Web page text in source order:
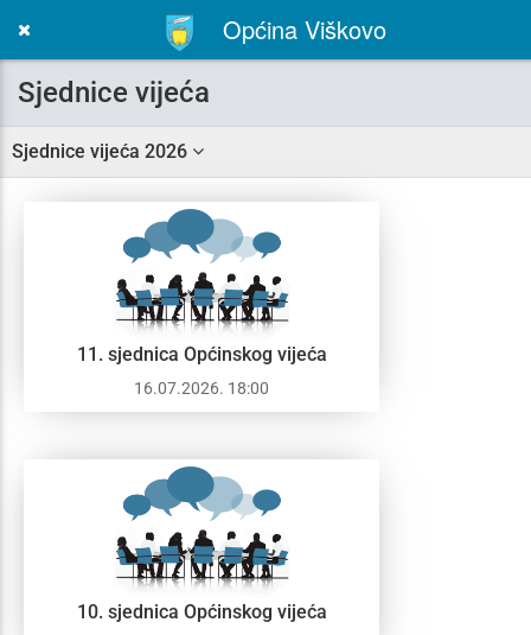
Općina Viškovo
Sjednice vijeća
Sjednice vijeća 2026
11. sjednica Općinskog vijeća
16.07.2026. 18:00
10. sjednica Općinskog vijeća